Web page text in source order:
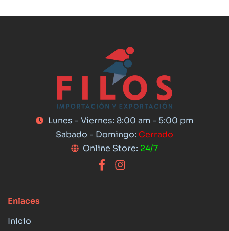
Lunes - Viernes: 8:00 am - 5:00 pm
Sabado - Domingo: Cerrado
Online Store: 24/7
Enlaces
Inicio